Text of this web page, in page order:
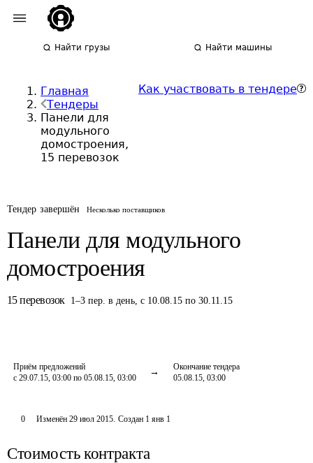
Найти грузы Найти машины
Главная
Тендеры
Панели для
модульного
домостроения,
15 перевозок
Как участвовать в тендере
Тендер завершён Несколько поставщиков
Панели для модульного
домостроения
15 перевозок 1–3 пер. в день, с 10.08.15 по 30.11.15
Приём предложений
с 29.07.15, 03:00 по 05.08.15, 03:00
Окончание тендера
05.08.15, 03:00
0 Изменён 29 июл 2015. Создан 1 янв 1
Стоимость контракта